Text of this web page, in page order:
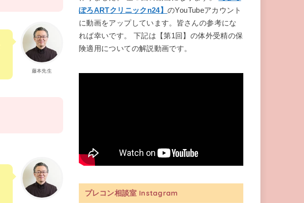
藤本先生
ぽろARTクリニックn24】のYouTubeアカウント
に動画をアップしています。皆さんの参考にな
れば幸いです。 下記は【第1回】の体外受精の保
険適用についての解説動画です。
プレコン相談室 Instagram